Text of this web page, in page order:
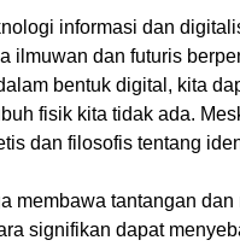
informasi dan
ilmuwan dan futuris
bentuk digital, kita
fisik kita tidak ada.
dan filosofis tentang
membawa tantangan
signifikan dapat